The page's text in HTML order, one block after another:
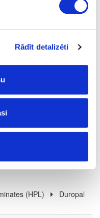
Rādīt detalizēti
(HPL) Duropal